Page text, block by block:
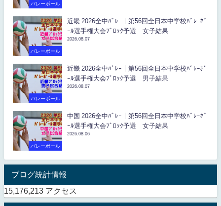
バレーボール
バレーボール
近畿 2026全中ﾊﾞﾚｰ｜第56回全日本中学校ﾊﾞﾚｰﾎﾞ
ｰﾙ選手権大会ﾌﾞﾛｯｸ予選 女子結果
2026.08.07
バレーボール
近畿 2026全中ﾊﾞﾚｰ｜第56回全日本中学校ﾊﾞﾚｰﾎﾞ
ｰﾙ選手権大会ﾌﾞﾛｯｸ予選 男子結果
2026.08.07
バレーボール
中国 2026全中ﾊﾞﾚｰ｜第56回全日本中学校ﾊﾞﾚｰﾎﾞ
ｰﾙ選手権大会ﾌﾞﾛｯｸ予選 女子結果
2026.08.06
ブログ統計情報
15,176,213 アクセス